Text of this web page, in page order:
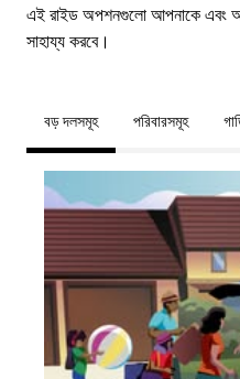
এই রাইড অপশনগুলো আপনাকে এবং
সাহায্য করবে।
বড় দলসমূহ পরিবারসমূহ